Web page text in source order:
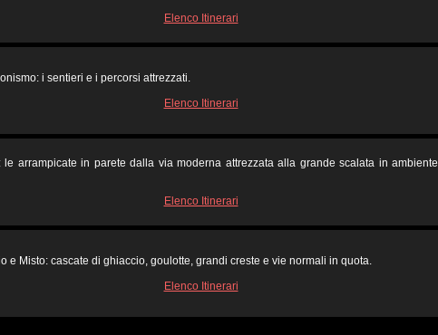
Elenco Itinerari
i sentieri e i percorsi attrezzati.
Elenco Itinerari
le arrampicate in parete dalla via moderna attrezzata alla grande scalata in ambiente
Elenco Itinerari
e Misto: cascate di ghiaccio, goulotte, grandi creste e vie normali in quota.
Elenco Itinerari